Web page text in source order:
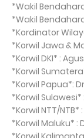
*Wakil
*Wakil
*Kordinator
*Korwil Jawa &
*Korwil DKI* :
*Korwil
*Korwil Papua*:
*Korwil Sulawesi*
*Korwil NTT/
*Korwil Maluku* :